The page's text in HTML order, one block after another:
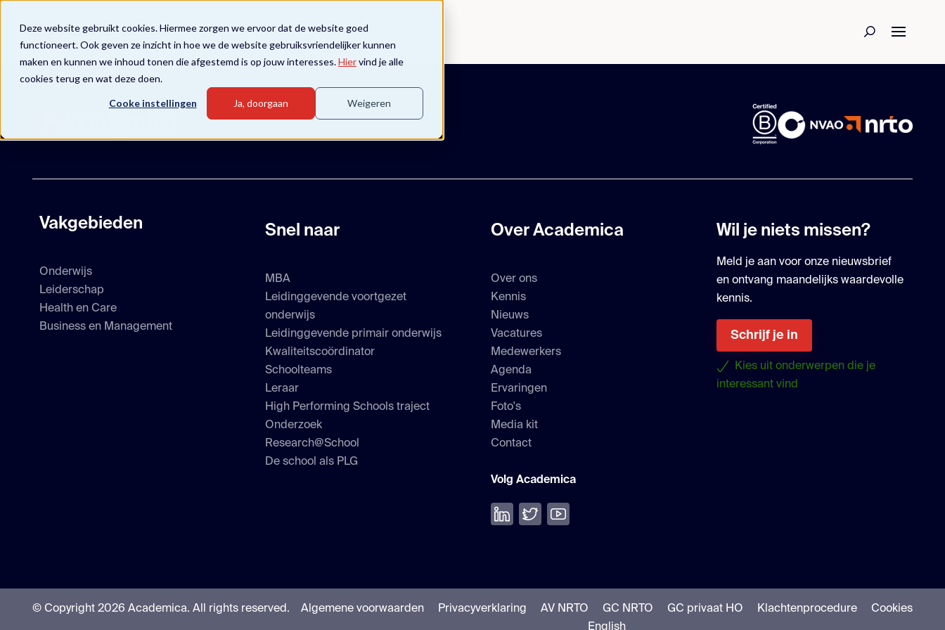
Deze website gebruikt cookies. Hiermee zorgen we ervoor dat de website goed
functioneert. Ook geven ze inzicht in hoe we de website gebruiksvriendelijker kunnen
maken en kunnen we inhoud tonen die afgestemd is op jouw interesses.Hiervind je alle
cookies terug en wat deze doen.
Cooke instellingen Ja, doorgaan Weigeren
Vakgebieden
Onderwijs
Leiderschap
Health en Care
Business en Management
Snel naar
MBA
Leidinggevende voortgezet
onderwijs
Leidinggevende primair onderwijs
Kwaliteitscoördinator
Schoolteams
Leraar
High Performing Schools traject
Onderzoek
Research@School
De school als PLG
Over Academica
Over ons
Kennis
Nieuws
Vacatures
Medewerkers
Agenda
Ervaringen
Foto's
Media kit
Contact
Volg Academica
Volg ons op LinkedIn
Volg ons op Twitter
Bekijk onze YouTube
Wil je niets missen?
Meld je aan voor onze nieuwsbrief
en ontvang maandelijks waardevolle
kennis.
Schrijf je in
Kies uit onderwerpen die je
interessant vind
© Copyright 2026 Academica. All rights reserved. Algemene voorwaarden Privacyverklaring AV NRTO GC NRTO GC privaat HO Klachtenprocedure
Cookies
English